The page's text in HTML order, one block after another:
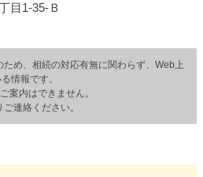
目1-35-Ｂ
め、相続の対応有無に関わらず、Web上
情報です。
案内はできません。
ご連絡ください。